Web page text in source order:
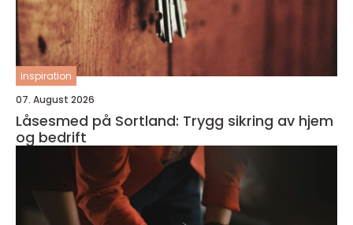
inspiration
07. August 2026
Låsesmed på Sortland: Trygg sikring av hjem
og bedrift